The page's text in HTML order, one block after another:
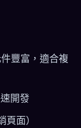
豐富，適合複
開發
頁面）